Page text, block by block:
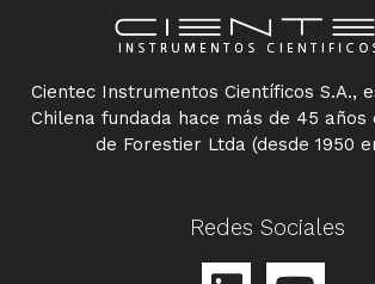
Cientec Instrumentos Científicos S.A.,
Chilena fundada hace más de 45 años
de Forestier Ltda (desde 1950
Redes Sociales